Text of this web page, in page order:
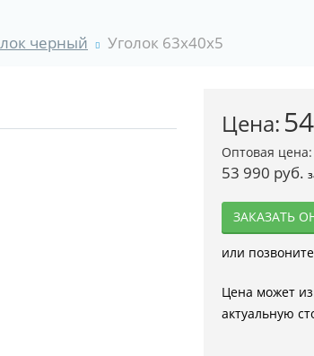
черный Уголок 63x40x5
Цена: 54
Оптовая цена:
53 990 руб.
ЗАКАЗАТЬ
или позвоните
Цена может
актуальную